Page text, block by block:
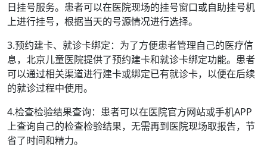
日挂号服务。患者可以在医院现场的挂号窗口或自助挂号机
上进行挂号，根据当天的号源情况进行选择。
3.预约建卡、就诊卡绑定：为了方便患者管理自己的医疗信
息，北京儿童医院提供了预约建卡和就诊卡绑定功能。患者
可以通过相关渠道进行建卡或绑定已有就诊卡，以便在后续
的就诊过程中使用。
4.检查检验结果查询：患者可以在医院官方网站或手机APP
上查询自己的检查检验结果，无需再到医院现场取报告，节
省了时间和精力。